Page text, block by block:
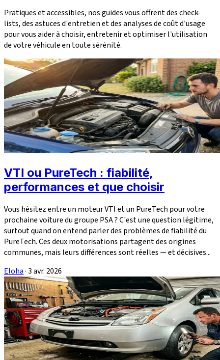
Pratiques et accessibles, nos guides vous offrent des check-
lists, des astuces d'entretien et des analyses de coût d'usage
pour vous aider à choisir, entretenir et optimiser l'utilisation
de votre véhicule en toute sérénité.
VTI ou PureTech : fiabilité,
performances et que choisir
Vous hésitez entre un moteur VTI et un PureTech pour votre
prochaine voiture du groupe PSA ? C'est une question légitime,
surtout quand on entend parler des problèmes de fiabilité du
PureTech. Ces deux motorisations partagent des origines
communes, mais leurs différences sont réelles — et décisives...
Eloha·3 avr. 2026